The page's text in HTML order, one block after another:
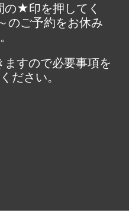
★印を押してく
のご予約をお休み
すので必要事項を
ださい。